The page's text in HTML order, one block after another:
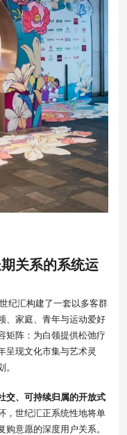
关系的系统运
纪汇构建了一套以多客群
、家庭、青年与运动爱好
矩阵：为白领提供松弛疗
呈现文化市集与艺术灵
交、可持续归属的开放式
，世纪汇正系统性地将单
意愿的深度用户关系。